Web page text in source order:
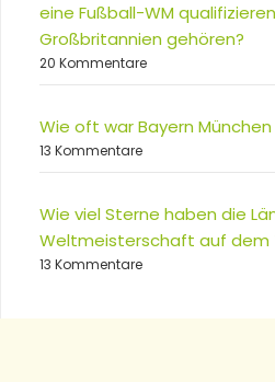
eine Fußball-WM
Großbritannien gehören?
20 Kommentare
Wie oft war Bayern
13 Kommentare
Wie viel Sterne haben die
Weltmeisterschaft auf dem
13 Kommentare